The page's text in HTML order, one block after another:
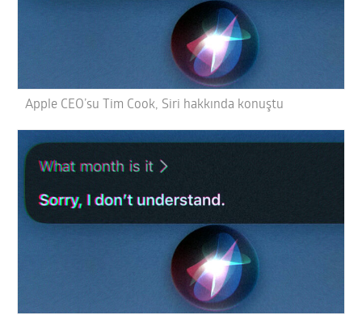
Apple CEO’su Tim Cook, Siri hakkında konuştu